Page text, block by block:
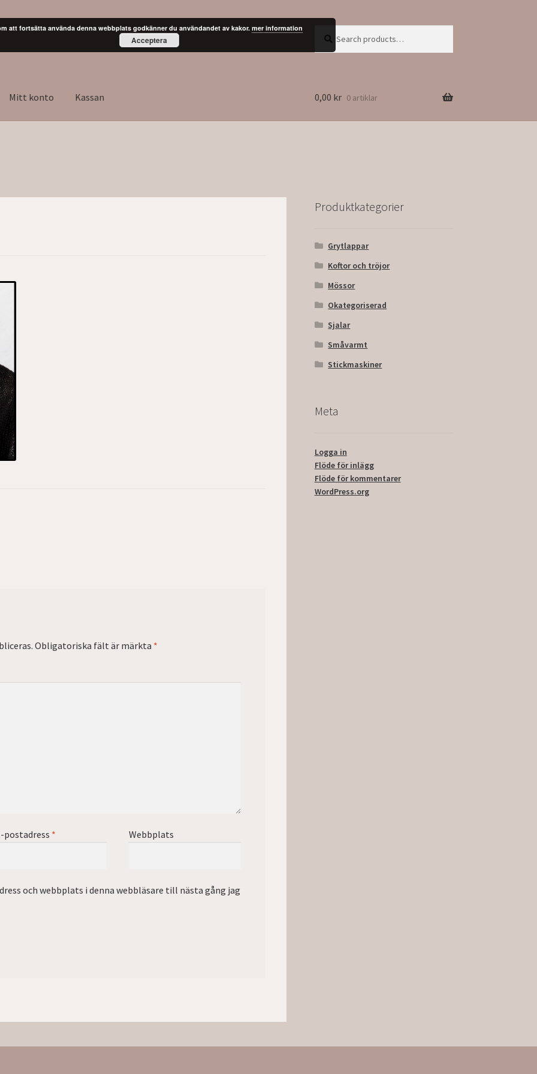
for:
Mitt konto Kassan 0,00 kr 0 artiklar
Obligatoriska fält är märkta *
postadress * Webbplats
och webbplats i denna webbläsare till nästa gång jag
Produktkategorier
Grytlappar
Koftor och tröjor
Mössor
Okategoriserad
Sjalar
Småvarmt
Stickmaskiner
Meta
Logga in
Flöde för inlägg
Flöde för kommentarer
WordPress.org
att fortsätta använda denna webbplats godkänner du användandet av kakor. mer information
Acceptera